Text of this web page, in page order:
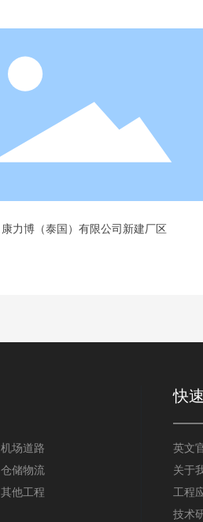
康力博（泰国）有限公司新建厂区
机场道路
仓储物流
其他工程
快
英文
关于
工程
技术